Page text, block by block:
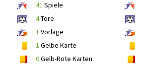
41 Spiele
4Tore
1 Vorlage
1 Gelbe Karte
0Gelb-Rote Karten